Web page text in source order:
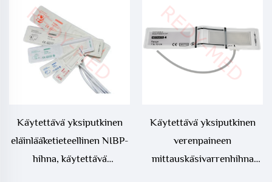
Käytettävä yksiputkinen
eläinlääketieteellinen NIBP-
hihna, käytettävä
Käytettävä yksiputkinen
verenpaineen
mittauskäsivarrenhihna